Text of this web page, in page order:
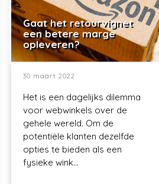
Gaat het retourvignet
een betere marge
opleveren?
30 maart 2022
Het is een dagelijks dilemma
voor webwinkels over de
gehele wereld. Om de
potentiële klanten dezelfde
opties te bieden als een
fysieke wink...